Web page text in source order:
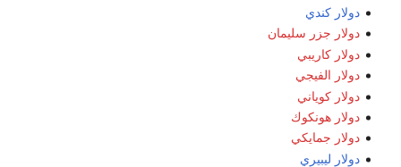
دولار كندي
دولار جزر سليمان
دولار كاريبي
دولار الفيجي
دولار كوياني
دولار هونكوك
دولار جمايكي
دولار ليبيري